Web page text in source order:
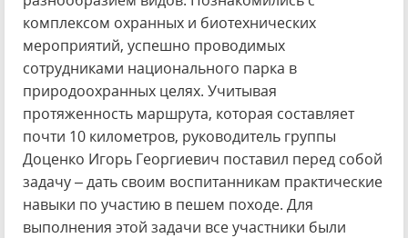
комплексом охранных и биотехнических
мероприятий, успешно проводимых
сотрудниками национального парка в
природоохранных целях. Учитывая
протяженность маршрута, которая составляет
почти 10 километров, руководитель группы
Доценко Игорь Георгиевич поставил перед собой
задачу – дать своим воспитанникам практические
навыки по участию в пешем походе. Для
выполнения этой задачи все участники были